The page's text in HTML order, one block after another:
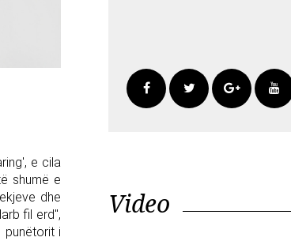
e cila
shumë e
dhe
fil erd",
punëtorit i
Video